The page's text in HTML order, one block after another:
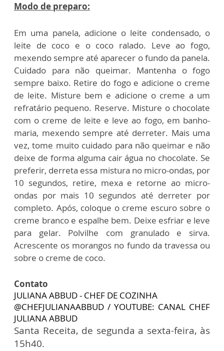
Modo de preparo:
Em uma panela, adicione o leite condensado, o
leite de coco e o coco ralado. Leve ao fogo,
mexendo sempre até aparecer o fundo da panela.
Cuidado para não queimar. Mantenha o fogo
sempre baixo. Retire do fogo e adicione o creme
de leite. Misture bem e adicione o creme a um
refratário pequeno. Reserve. Misture o chocolate
com o creme de leite e leve ao fogo, em banho-
maria, mexendo sempre até derreter. Mais uma
vez, tome muito cuidado para não queimar e não
deixe de forma alguma cair água no chocolate. Se
preferir, derreta essa mistura no micro-ondas, por
10 segundos, retire, mexa e retorne ao micro-
ondas por mais 10 segundos até derreter por
completo. Após, coloque o creme escuro sobre o
creme branco e espalhe bem. Deixe esfriar e leve
para gelar. Polvilhe com granulado e sirva.
Acrescente os morangos no fundo da travessa ou
sobre o creme de coco.
Contato
JULIANA ABBUD - CHEF DE COZINHA
@CHEFJULIANAABBUD / YOUTUBE: CANAL CHEF
JULIANA ABBUD
Santa Receita, de segunda a sexta-feira, às
15h40.